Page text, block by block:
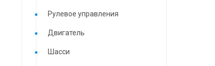
Рулевое управления
Двигатель
Шасси